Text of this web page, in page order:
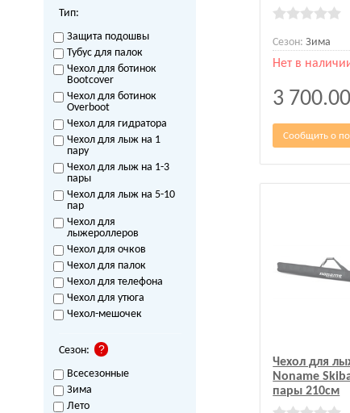
Тип:
Защита подошвы
Тубус для палок
Чехол для ботинок
Bootcover
Чехол для ботинок
Overboot
Чехол для гидратора
Чехол для лыж на 1
пару
Чехол для лыж на 1-3
пары
Чехол для лыж на 5-10
пар
Чехол для
лыжероллеров
Чехол для очков
Чехол для палок
Чехол для телефона
Чехол для утюга
Чехол-мешочек
Сезон:
Всесезонные
Зима
Лето
Сезон: Зима
Нет в
3 700.00
Сообщить о
Чехол для
Noname
пары 210см